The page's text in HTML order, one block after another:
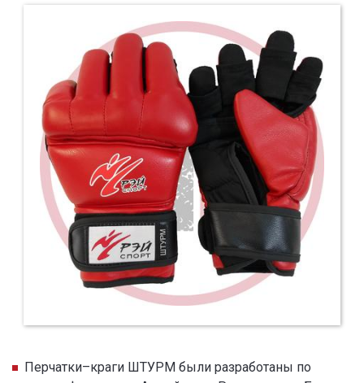
Перчатки–краги ШТУРМ были разработаны по